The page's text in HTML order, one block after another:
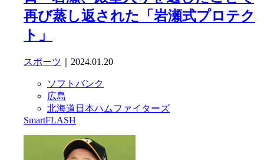
再び蒸し返された「岩瀬式プロテク
ト」
スポーツ ｜2024.01.20
ソフトバンク
広島
北海道日本ハムファイターズ
SmartFLASH